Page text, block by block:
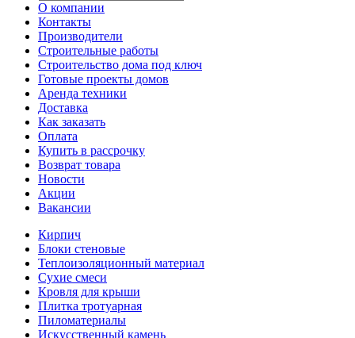
О компании
Контакты
Производители
Строительные работы
Строительство дома под ключ
Готовые проекты домов
Аренда техники
Доставка
Как заказать
Оплата
Купить в рассрочку
Возврат товара
Новости
Акции
Вакансии
Кирпич
Блоки стеновые
Теплоизоляционный материал
Сухие смеси
Кровля для крыши
Плитка тротуарная
Пиломатериалы
Искусственный камень